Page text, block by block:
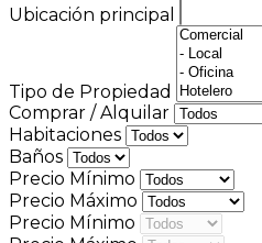
Ubicación principal
Tipo de Propiedad
Comprar / Alquilar
Habitaciones
Baños
Precio Mínimo
Precio Máximo
Precio Mínimo